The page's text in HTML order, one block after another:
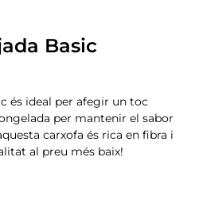
Basic
és ideal per afegir un toc
per mantenir el sabor
carxofa és rica en fibra i
al preu més baix!